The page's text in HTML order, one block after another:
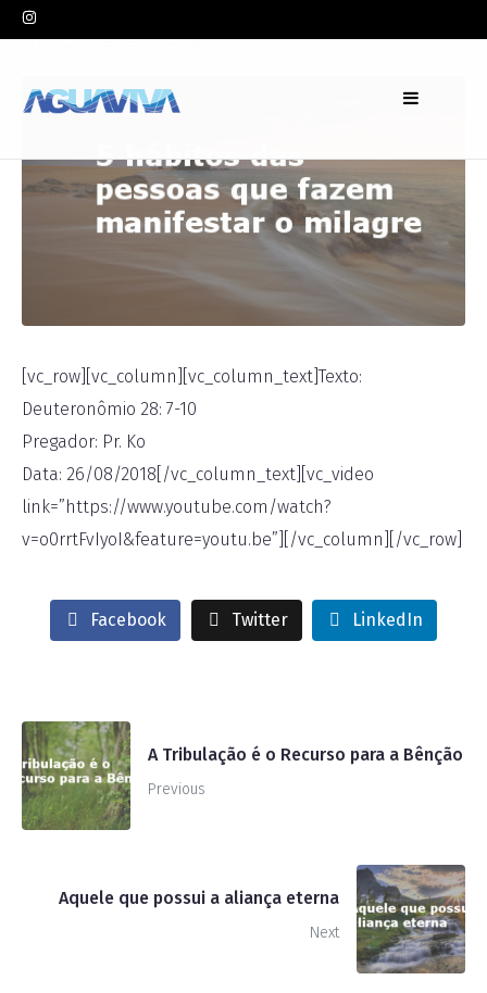
InPr. Ko Leave a comment
[vc_row][vc_column][vc_column_text]Texto:
Deuteronômio 28: 7-10
Pregador: Pr. Ko
Data: 26/08/2018[/vc_column_text][vc_video
link=”https://www.youtube.com/watch?
v=o0rrtFvIyoI&feature=youtu.be”][/vc_column][/vc_row]
Facebook Twitter LinkedIn
A Tribulação é o Recurso para a Bênção
Previous
Aquele que possui a aliança eterna
Next